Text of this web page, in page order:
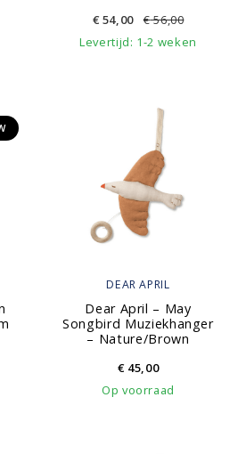
€ 54,00 €56,00
Levertijd: 1-2 weken
DEAR APRIL
Dear April – May
Songbird Muziekhanger
– Nature/Brown
€45,00
Op voorraad